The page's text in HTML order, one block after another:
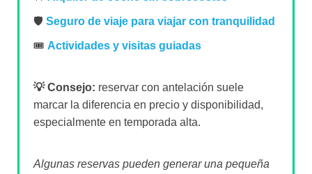
💡 Consejo:reservar con antelación suele
especialmente en temporada alta.
Algunas reservas pueden generar una pequeña
comisión para nosotros, sin coste adicional para
ti. Gracias a ello podemos seguir creando guías